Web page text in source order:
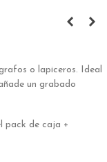
o lapiceros. Ideal
un grabado
pack de caja +